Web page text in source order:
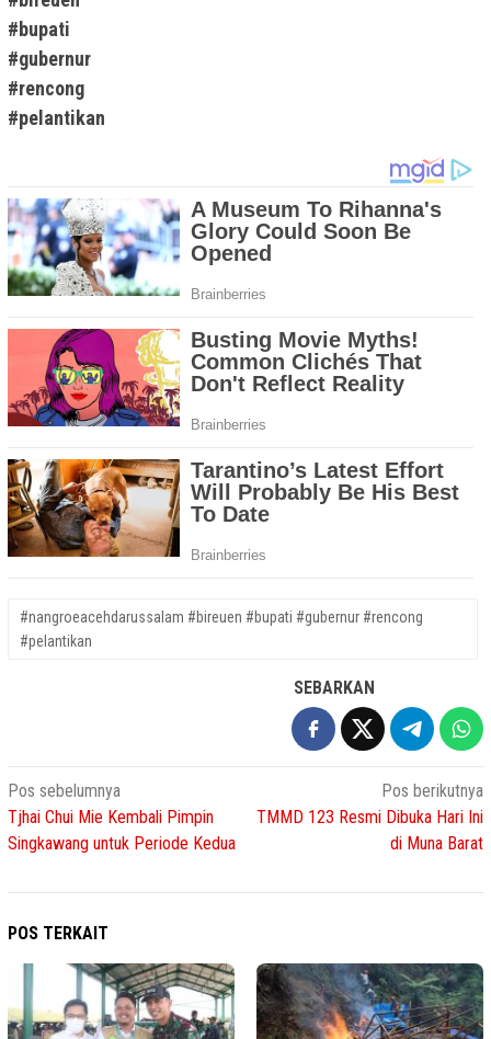
#bupati
#gubernur
#rencong
#pelantikan
#nangroeacehdarussalam #bireuen #bupati #gubernur #rencong
#pelantikan
SEBARKAN
Navigasi
pos
Pos sebelumnya
Tjhai Chui Mie Kembali Pimpin
Singkawang untuk Periode Kedua
Pos berikutnya
TMMD 123 Resmi Dibuka Hari Ini
di Muna Barat
POS TERKAIT